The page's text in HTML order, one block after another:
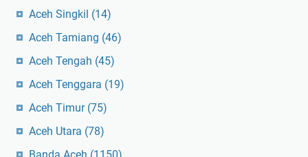
Aceh Singkil (14)
Aceh Tamiang (46)
Aceh Tengah (45)
Aceh Tenggara (19)
Aceh Timur (75)
Aceh Utara (78)